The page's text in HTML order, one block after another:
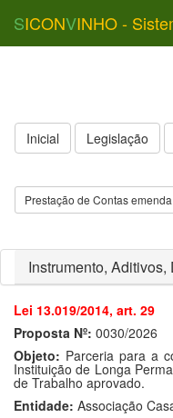
SICONVINHO -
Inicial Legislação
Prestação de Contas emenda
Instrumento,
Lei 13.019/2014, art. 29
Proposta Nº: 0030/2026
Objeto: Parceria para a
Instituição de Longa
de Trabalho aprovado.
Entidade: Associação